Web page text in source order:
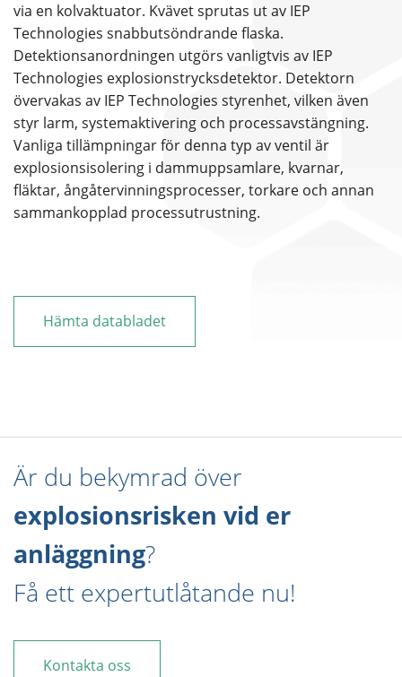
via en kolvaktuator. Kvävet sprutas ut av IEP
Technologies snabbutsöndrande flaska.
Detektionsanordningen utgörs vanligtvis av IEP
Technologies explosionstrycksdetektor. Detektorn
övervakas av IEP Technologies styrenhet, vilken även
styr larm, systemaktivering och processavstängning.
Vanliga tillämpningar för denna typ av ventil är
explosionsisolering i dammuppsamlare, kvarnar,
fläktar, ångåtervinningsprocesser, torkare och annan
sammankopplad processutrustning.
Hämta databladet
Är du bekymrad över
explosionsrisken vid er
anläggning?
Få ett expertutlåtande nu!
Kontakta oss